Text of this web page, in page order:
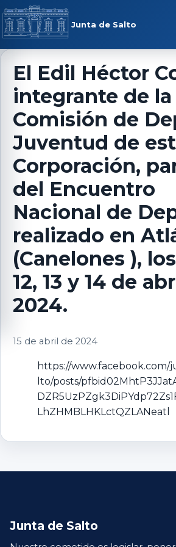
Saltar al contenido
Junta de Salto
menú
El Edil Héctor
integrante de la
Comisión de
Juventud de
Corporación,
del Encuentro
Nacional de
realizado en
(Canelones ),
12, 13 y 14 de
2024.
15 de abril de 2024
https://www.facebook.com/
lto/posts/
LhZHMBLHKLctQZLANeatl
Junta de Salto